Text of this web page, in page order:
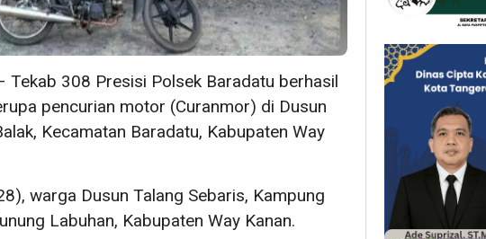
Tekab 308 Presisi Polsek Baradatu berhasil
pencurian motor (Curanmor) di Dusun
Kecamatan Baradatu, Kabupaten Way
warga Dusun Talang Sebaris, Kampung
Labuhan, Kabupaten Way Kanan.